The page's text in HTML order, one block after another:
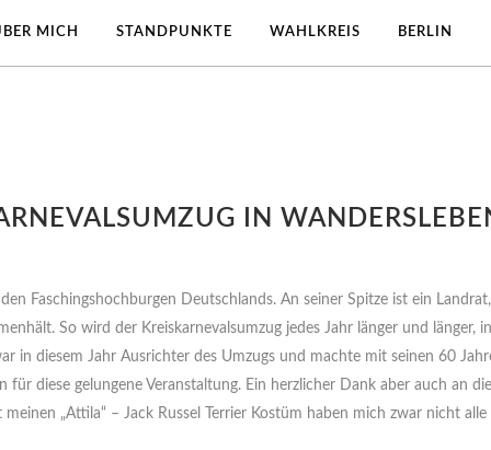
MICH STANDPUNKTE WAHLKREIS BERLIN
IN
Faschingshochburgen Deutschlands. An seiner Spitze ist ein
So wird der Kreiskarnevalsumzug jedes Jahr länger und
in diesem Jahr Ausrichter des Umzugs und machte mit seinen 60
für diese gelungene Veranstaltung. Ein herzlicher Dank aber auch an
„Attila“ – Jack Russel Terrier Kostüm haben mich zwar nicht